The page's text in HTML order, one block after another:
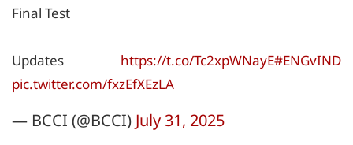
Final Test
Updates https://t.co/Tc2xpWNayE#ENGvIND
pic.twitter.com/fxzEfXEzLA
— BCCI (@BCCI) July 31, 2025